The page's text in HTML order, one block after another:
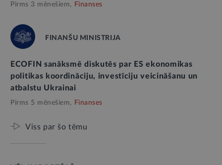
Pirms 3 mēnešiem, Finanses
FINANŠU MINISTRIJA
ECOFIN sanāksmē diskutēs par ES ekonomikas
politikas koordināciju, investīciju veicināšanu un
atbalstu Ukrainai
Pirms 5 mēnešiem, Finanses
Viss par šo tēmu